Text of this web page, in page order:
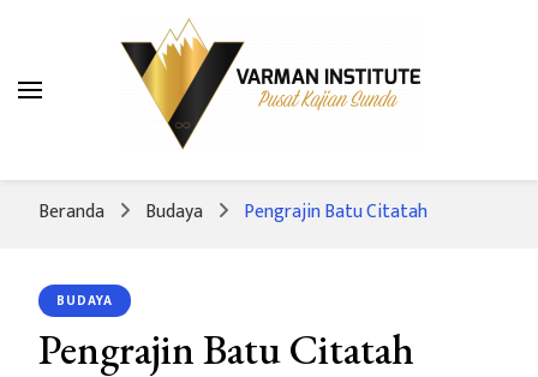
Varman Institute
Pusat Kajian Sunda
Beranda Budaya Pengrajin Batu Citatah
BUDAYA
Pengrajin Batu Citatah